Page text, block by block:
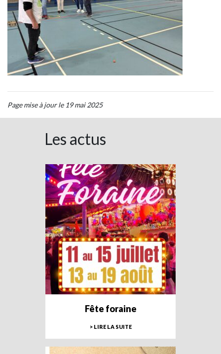
Page mise à jour le 19 mai 2025
Les actus
Fête foraine
> LIRE LA SUITE